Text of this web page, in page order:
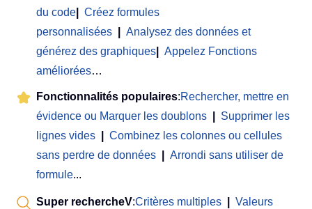
du code
Créez formules
personnalisées
Analysez des données et
générez des graphiques
Appelez Fonctions
améliorées…
Fonctionnalités populaires:Rechercher, mettre en
évidence ou Marquer les doublons
Supprimer les
lignes vides
Combinez les colonnes ou cellules
sans perdre de données
Arrondi sans utiliser de
formule...
Super rechercheV:Critères multiples
Valeurs